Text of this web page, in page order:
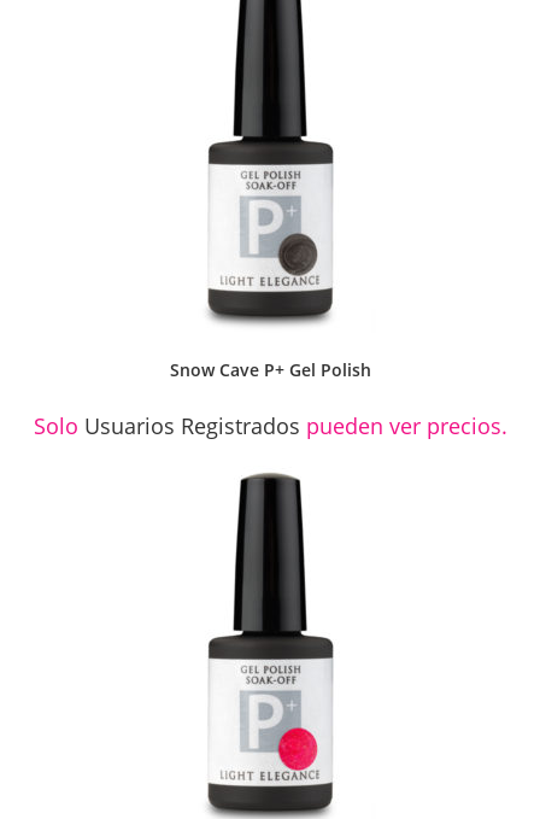
Snow Cave P+ Gel Polish
Solo Usuarios Registrados pueden ver precios.